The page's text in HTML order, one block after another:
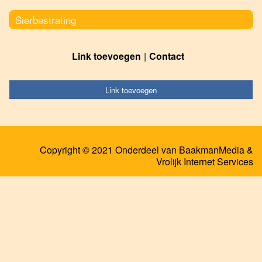
Sierbestrating
Link toevoegen Contact
Link toevoegen
Copyright © 2021 Onderdeel van BaakmanMedia&
Vrolijk Internet Services